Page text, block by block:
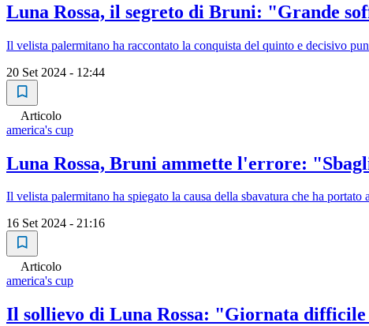
Luna Rossa, il segreto di Bruni: "Grande
Il velista palermitano ha raccontato la conquista del quinto e decisivo
20 Set 2024 - 12:44
Articolo
america's cup
Luna Rossa, Bruni ammette l'errore:
Il velista palermitano ha spiegato la causa della sbavatura che ha
16 Set 2024 - 21:16
Articolo
america's cup
Il sollievo di Luna Rossa: "Giornata